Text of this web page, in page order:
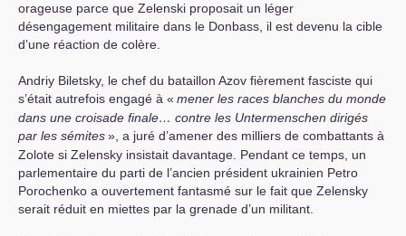
orageuse parce que Zelenski proposait un léger
désengagement militaire dans le Donbass, il est devenu la cible
d’une réaction de colère.
Andriy Biletsky, le chef du bataillon Azov fièrement fasciste qui
s’était autrefois engagé à « mener les races blanches du monde
dans une croisade finale… contre les Untermenschen dirigés
par les sémites», a juré d’amener des milliers de combattants à
Zolote si Zelensky insistait davantage. Pendant ce temps, un
parlementaire du parti de l’ancien président ukrainien Petro
Porochenko a ouvertement fantasmé sur le fait que Zelensky
serait réduit en miettes par la grenade d’un militant.